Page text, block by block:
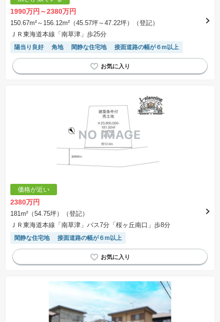
1990万円～2380万円
150.67m²～156.12m²（45.57坪～47.22坪）（登記）
ＪＲ東海道本線「南草津」歩25分
陽当り良好 角地 閑静な住宅地 接面道路の幅が６m以上
価格が近い
2380万円
181m²（54.75坪）（登記）
ＪＲ東海道本線「南草津」バス7分「桜ヶ丘南口」歩8分
閑静な住宅地 接面道路の幅が６m以上